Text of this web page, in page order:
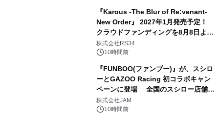
『Karous -The Blur of Re:venant-
New Order』 2027年1月発売予定！
クラウドファンディングを8月8日より
開始
株式会社RS34
10時間前
『FUNBOO(ファンブー)』が、スシロ
ーとGAZOO Racing 初コラボキャン
ペーンに登場 全国のスシロー店舗で
GR 4車種の FUNBOO(ミニカー)付き
メニューが展開されます
株式会社JAM
10時間前